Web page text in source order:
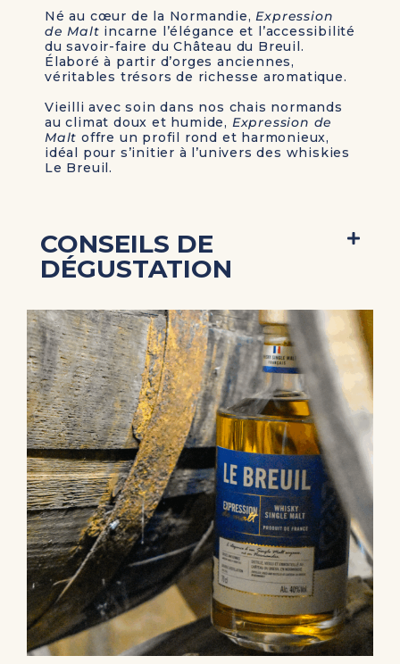
Né au cœur de la Normandie,Expression
de Malt incarne l’élégance et l’accessibilité
du savoir-faire du Château du Breuil.
Élaboré à partir d’orges anciennes,
véritables trésors de richesse aromatique.
Vieilli avec soin dans nos chais normands
au climat doux et humide, Expression de
Malt offre un profil rond et harmonieux,
idéal pour s’initier à l’univers des whiskies
Le Breuil.
CONSEILS DE
DÉGUSTATION